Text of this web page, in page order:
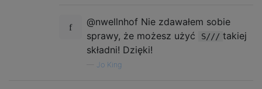
@nwellnhof Nie zdawałem sobie
sprawy, że możesz użyć
S/// takiej
składni! Dzięki!
Jo King